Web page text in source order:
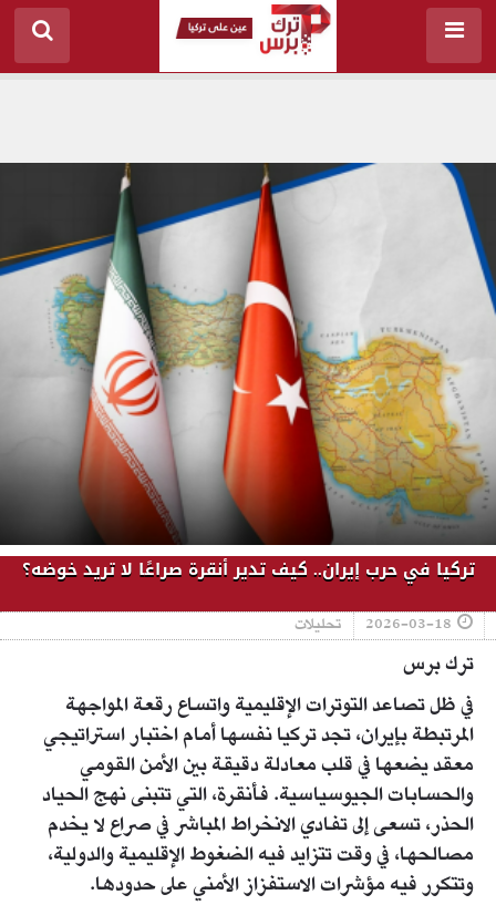
تركيا في حرب إيران.. كيف تدير أنقرة صراعًا لا تريد خوضه؟
2026-03-18 تحليلات
ترك برس
في ظل تصاعد التوترات الإقليمية واتساع رقعة المواجهة
المرتبطة بإيران، تجد تركيا نفسها أمام اختبار استراتيجي
معقد يضعها في قلب معادلة دقيقة بين الأمن القومي
والحسابات الجيوسياسية. فأنقرة، التي تتبنى نهج الحياد
الحذر، تسعى إلى تفادي الانخراط المباشر في صراع لا يخدم
مصالحها، في وقت تتزايد فيه الضغوط الإقليمية والدولية،
وتتكرر فيه مؤشرات الاستفزاز الأمني على حدودها.